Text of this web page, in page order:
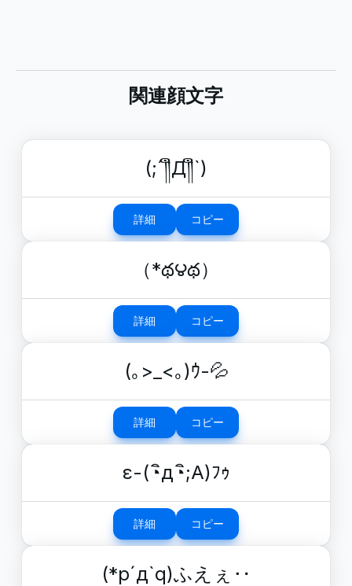
関連顔文字
(;´༎ຶД༎ຶ`)
詳細 コピー
（*థ౪థ）
詳細 コピー
(｡>_<｡)ｳ-💦
詳細 コピー
ε-(◔ิд◔ิ;A)ﾌｩ
詳細 コピー
(*p´д`q)ふえぇ‥